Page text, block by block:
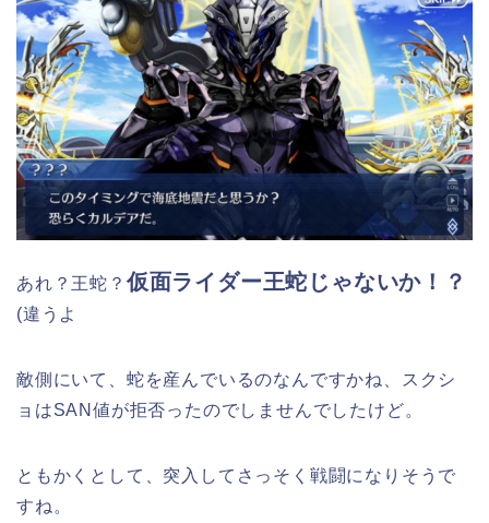
あれ？王蛇？仮面ライダー王蛇じゃないか！？
(違うよ
敵側にいて、蛇を産んでいるのなんですかね、スクシ
ョはSAN値が拒否ったのでしませんでしたけど。
ともかくとして、突入してさっそく戦闘になりそうで
すね。